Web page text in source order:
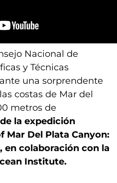
Nacional de
y Técnicas
una sorprendente
costas de Mar del
metros de
la expedición
Mar Del Plata Canyon:
en colaboración con la
Institute.